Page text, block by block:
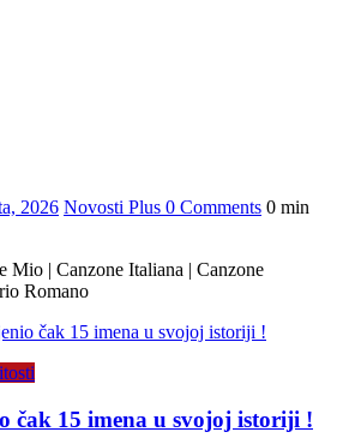
2026 Novosti Plus 0 Comments 0 min
Mio | Canzone Italiana | Canzone
Romano
čak 15 imena u svojoj istoriji !